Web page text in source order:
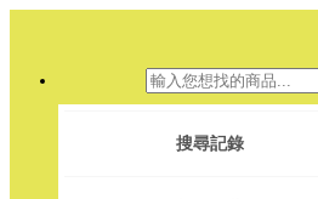
搜尋記錄